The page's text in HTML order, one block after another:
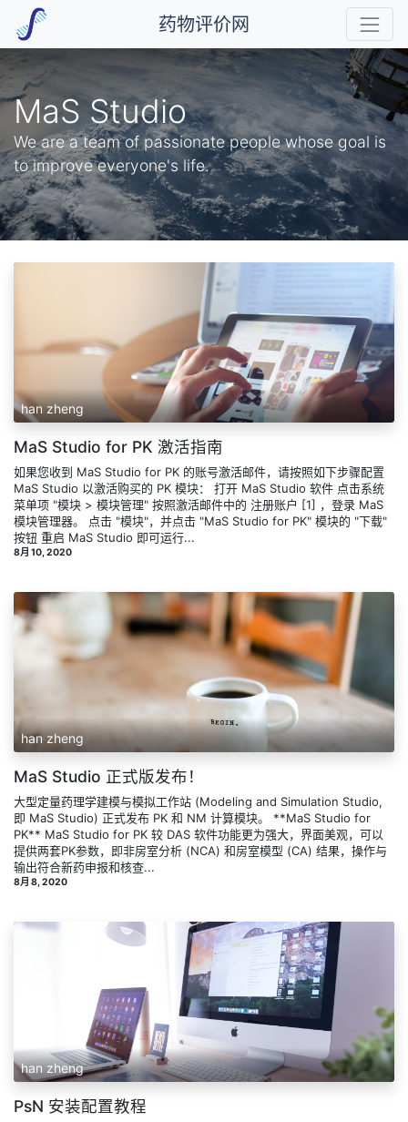
药物评价网
MaS Studio
We are a team of passionate people whose goal is
to improve everyone's life.
han zheng
MaS Studio for PK 激活指南
如果您收到 MaS Studio for PK 的账号激活邮件，请按照如下步骤配置
MaS Studio 以激活购买的 PK 模块： 打开 MaS Studio 软件 点击系统
菜单项 "模块 > 模块管理" 按照激活邮件中的 注册账户 [1] ，登录 MaS
模块管理器。 点击 "模块"，并点击 "MaS Studio for PK" 模块的 "下载"
按钮 重启 MaS Studio 即可运行...
8月 10, 2020
han zheng
MaS Studio 正式版发布！
大型定量药理学建模与模拟工作站 (Modeling and Simulation Studio,
即 MaS Studio) 正式发布 PK 和 NM 计算模块。 **MaS Studio for
PK** MaS Studio for PK 较 DAS 软件功能更为强大，界面美观，可以
提供两套PK参数，即非房室分析 (NCA) 和房室模型 (CA) 结果，操作与
输出符合新药申报和核查...
8月 8, 2020
han zheng
PsN 安装配置教程